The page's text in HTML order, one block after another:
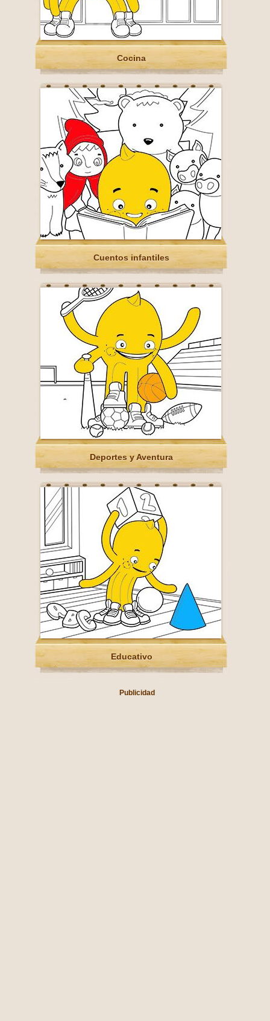
Cocina
Cuentos infantiles
Deportes y Aventura
Educativo
Publicidad